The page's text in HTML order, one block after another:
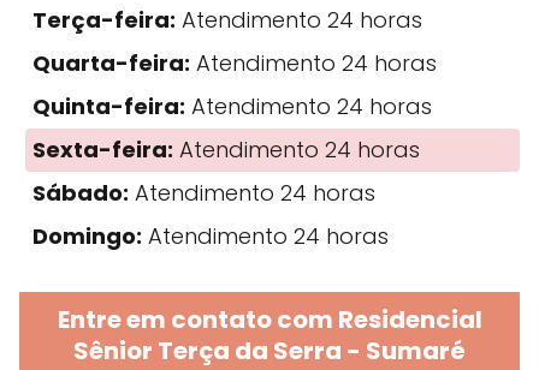
Terça-feira: Atendimento 24 horas
Quarta-feira: Atendimento 24 horas
Quinta-feira: Atendimento 24 horas
Sexta-feira: Atendimento 24 horas
Sábado: Atendimento 24 horas
Domingo: Atendimento 24 horas
Entre em contato com Residencial
Sênior Terça da Serra - Sumaré